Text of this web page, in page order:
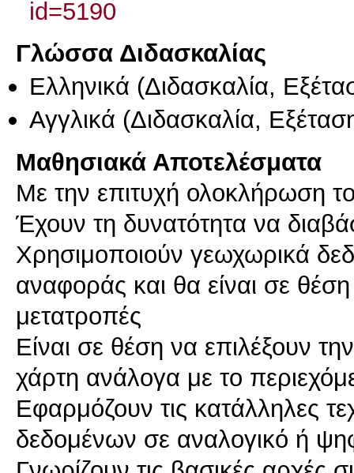
id=5190
Γλώσσα Διδασκαλίας
Ελληνικά (Διδασκαλία,
Αγγλικά (Διδασκαλία,
Μαθησιακά Αποτελέσματα
Με την επιτυχή ολοκλήρωση
Έχουν τη δυνατότητα να
Χρησιμοποιούν γεωχωρικά
αναφοράς και θα είναι σε θέση
μετατροπές
Είναι σε θέση να επιλέξουν
χάρτη ανάλογα με το
Εφαρμόζουν τις κατάλληλες
δεδομένων σε αναλογικό ή